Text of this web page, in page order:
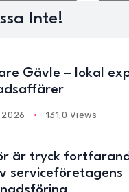
Inte!
Gävle – lokal
2026 131,0 Views
är tryck
serviceföretagens